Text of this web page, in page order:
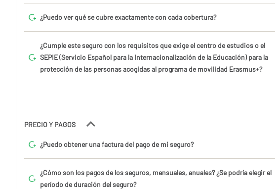
¿Puedo ver qué se cubre exactamente con cada cobertura?
¿Cumple este seguro con los requisitos que exige el centro de estudios o el
SEPIE (Servicio Español para la Internacionalización de la Educación) para la
protección de las personas acogidas al programa de movilidad Erasmus+?
PRECIO Y PAGOS
¿Puedo obtener una factura del pago de mi seguro?
¿Cómo son los pagos de los seguros, mensuales, anuales? ¿Se podría elegir el
período de duración del seguro?